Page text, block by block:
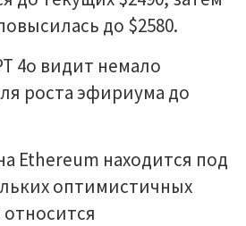
до $2580.
4o видит немало
роста эфириума до
Ethereum находится под
оптимистичных